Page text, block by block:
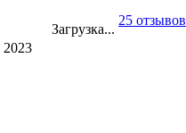
Загрузка...
25 отзывов